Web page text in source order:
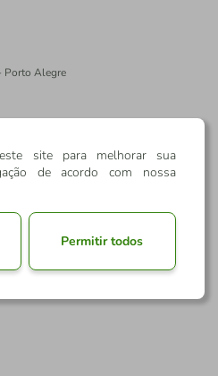
Porto Alegre
site para melhorar sua
de acordo com nossa
Permitir todos